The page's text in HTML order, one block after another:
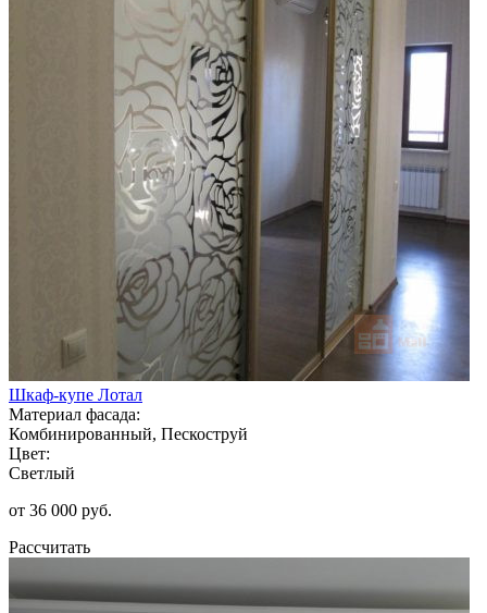
Шкаф-купе Лотал
Материал фасада:
Комбинированный, Пескоструй
Цвет:
Светлый
от 36 000 руб.
Рассчитать